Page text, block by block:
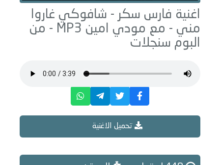
اغنية فارس سكر - شافوكي غاروا
مني - مع مودي امين
MP3 - من
البوم سنجلات
تحميل الاغنية